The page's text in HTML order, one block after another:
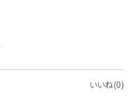
いいね(0)